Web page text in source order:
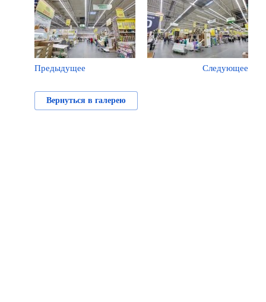
Предыдущее Следующее
Вернуться в галерею